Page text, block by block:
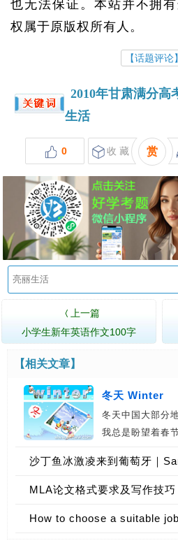
也无法保证。本站并不拥
权属于原版权所有人。
【话题评论】
2010年甘肃满分高
生活
0 收 藏 赏
〈
上一篇
小学生新年英语作文100字
【相关文章】
冬天 Winter
冬天中国大部分
我总是盼望着春
沙丁鱼冰激凌来到葡萄牙｜
coming to Portugal
MLA论文格式要求及写作技巧
How to choose a suitable